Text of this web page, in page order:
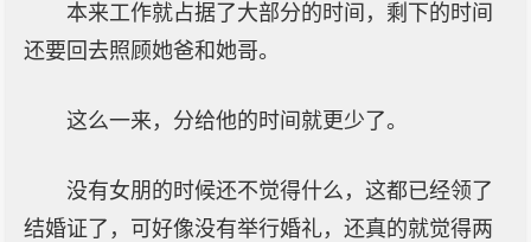
本来工作就占据了大部分的时间，剩下的时间
还要回去照顾她爸和她哥。
这么一来，分给他的时间就更少了。
没有女朋的时候还不觉得什么，这都已经领了
结婚证了，可好像没有举行婚礼，还真的就觉得两